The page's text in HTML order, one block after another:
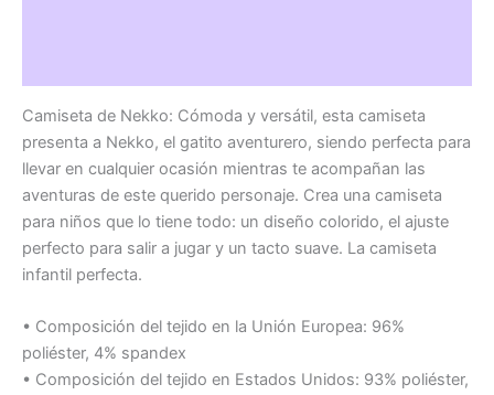
Camiseta de Nekko: Cómoda y versátil, esta camiseta
presenta a Nekko, el gatito aventurero, siendo perfecta para
llevar en cualquier ocasión mientras te acompañan las
aventuras de este querido personaje. Crea una camiseta
para niños que lo tiene todo: un diseño colorido, el ajuste
perfecto para salir a jugar y un tacto suave. La camiseta
infantil perfecta.
• Composición del tejido en la Unión Europea: 96%
poliéster, 4% spandex
• Composición del tejido en Estados Unidos: 93% poliéster,